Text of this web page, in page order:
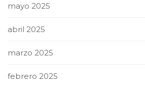
mayo 2025
abril 2025
marzo 2025
febrero 2025